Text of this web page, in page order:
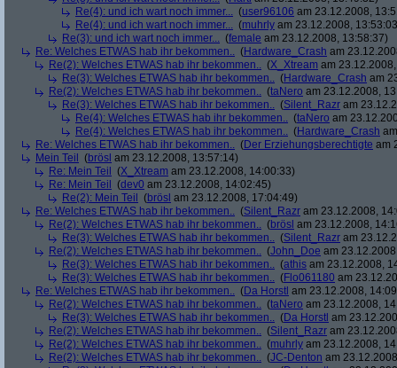
Re(4): und ich wart noch immer... (user96106 am 23.12.2008,
Re(4): und ich wart noch immer... (muhrly am 23.12.2008,
Re(3): und ich wart noch immer... (female am 23.12.2008, 13:58:37)
Re: Welches ETWAS hab ihr bekommen.. (Hardware_Crash am
Re(2): Welches ETWAS hab ihr bekommen.. (X_Xtream am
Re(3): Welches ETWAS hab ihr bekommen.. (Hardware_Crash am
Re(2): Welches ETWAS hab ihr bekommen.. (taNero am 23.12.2008,
Re(3): Welches ETWAS hab ihr bekommen.. (Silent_Razr am
Re(4): Welches ETWAS hab ihr bekommen.. (taNero am
Re(4): Welches ETWAS hab ihr bekommen.. (Hardware_Crash
Re: Welches ETWAS hab ihr bekommen.. (Der Erziehungsberechtigte am
Mein Teil
(brösl am 23.12.2008, 13:57:14)
Re: Mein Teil
(X_Xtream am 23.12.2008, 14:00:33)
Re: Mein Teil
(dev0 am 23.12.2008, 14:02:45)
Re(2): Mein Teil
(brösl am 23.12.2008, 17:04:49)
Re: Welches ETWAS hab ihr bekommen.. (Silent_Razr am 23.12.2008,
Re(2): Welches ETWAS hab ihr bekommen.. (brösl am 23.12.2008,
Re(3): Welches ETWAS hab ihr bekommen.. (Silent_Razr am
Re(2): Welches ETWAS hab ihr bekommen.. (John_Doe am
Re(3): Welches ETWAS hab ihr bekommen.. (athis am 23.12.2008,
Re(3): Welches ETWAS hab ihr bekommen.. (Flo061180 am
Re: Welches ETWAS hab ihr bekommen.. (Da Horstl am 23.12.2008,
Re(2): Welches ETWAS hab ihr bekommen.. (taNero am 23.12.2008,
Re(3): Welches ETWAS hab ihr bekommen.. (Da Horstl am
Re(2): Welches ETWAS hab ihr bekommen.. (Silent_Razr am
Re(2): Welches ETWAS hab ihr bekommen.. (muhrly am 23.12.2008,
Re(2): Welches ETWAS hab ihr bekommen.. (JC-Denton am